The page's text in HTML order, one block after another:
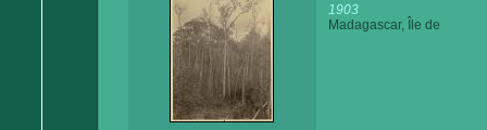
1903
Madagascar, Île de